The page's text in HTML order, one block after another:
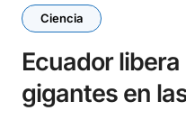
Ciencia
Ecuador
gigantes en